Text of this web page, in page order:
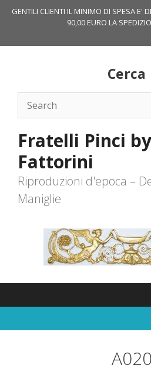
GENTILI CLIENTI IL MINIMO DI SPESA E'
90,00 EURO LA
Cerca
Fratelli Pinci
Fattorini
Riproduzioni d'epoca –
Maniglie
A020